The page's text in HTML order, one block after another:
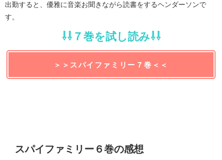
出勤すると、優雅に音楽お聞きながら読書をするヘンダーソンで
す。
⇩⇩７巻を試し読み⇩⇩
＞＞スパイファミリー７巻＜＜
スパイファミリー６巻の感想